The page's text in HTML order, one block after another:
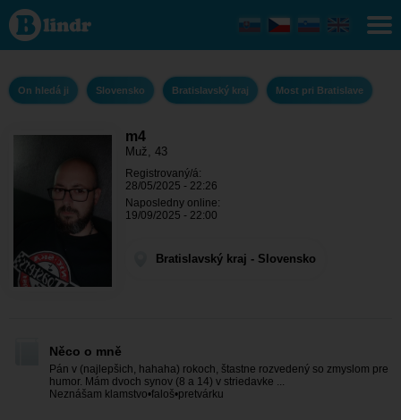
m4 - On
hledá ji
Bratislavský
kraj - Most
Bratislave
On hledá ji Slovensko Bratislavský kraj Most pri Bratislave
m4
Muž, 43
Registrovaný/á:
28/05/2025 - 22:26
Naposledny online:
19/09/2025 - 22:00
Bratislavský kraj - Slovensko
Něco o mně
Pán v (najlepšich, hahaha) rokoch, štastne rozvedený so zmyslom pre
humor. Mám dvoch synov (8 a 14) v striedavke ...
Neznášam klamstvo•faloš•pretvárku